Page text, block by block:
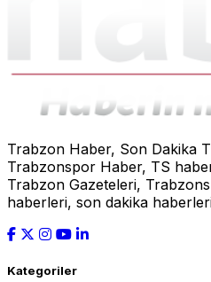
Trabzon Haber, Son Dakika
Trabzonspor Haber, TS
Trabzon Gazeteleri,
haberleri, son dakika
Kategoriler